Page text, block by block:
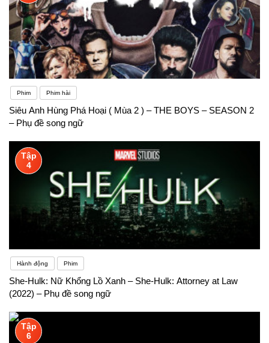
Phim Phim hài
Siêu Anh Hùng Phá Hoại ( Mùa 2 ) – THE BOYS – SEASON 2
– Phụ đề song ngữ
Tập
4
Hành động Phim
She-Hulk: Nữ Khổng Lồ Xanh – She-Hulk: Attorney at Law
(2022) – Phụ đề song ngữ
Tập
6